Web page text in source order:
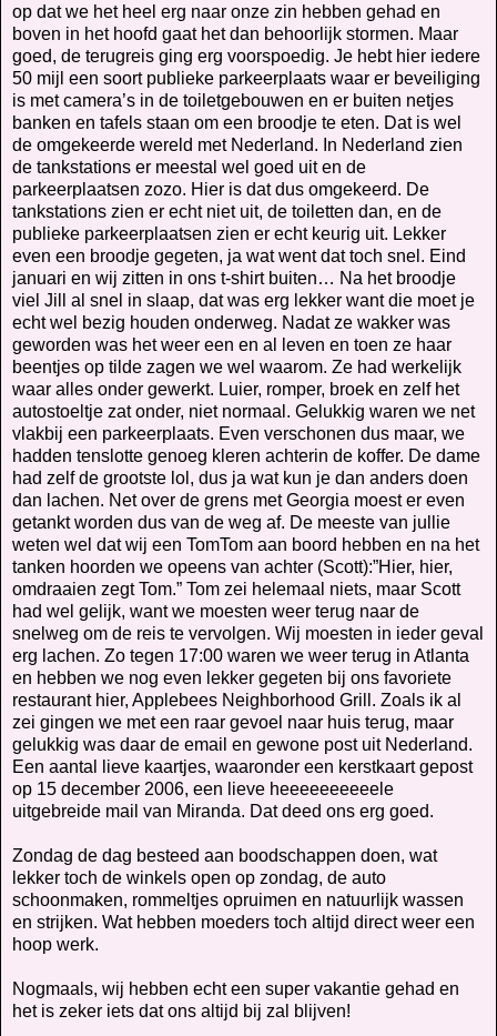
op dat we het heel erg naar onze zin hebben gehad en
boven in het hoofd gaat het dan behoorlijk stormen. Maar
goed, de terugreis ging erg voorspoedig. Je hebt hier iedere
50 mijl een soort publieke parkeerplaats waar er beveiliging
is met camera’s in de toiletgebouwen en er buiten netjes
banken en tafels staan om een broodje te eten. Dat is wel
de omgekeerde wereld met Nederland. In Nederland zien
de tankstations er meestal wel goed uit en de
parkeerplaatsen zozo. Hier is dat dus omgekeerd. De
tankstations zien er echt niet uit, de toiletten dan, en de
publieke parkeerplaatsen zien er echt keurig uit. Lekker
even een broodje gegeten, ja wat went dat toch snel. Eind
januari en wij zitten in ons t-shirt buiten… Na het broodje
viel Jill al snel in slaap, dat was erg lekker want die moet je
echt wel bezig houden onderweg. Nadat ze wakker was
geworden was het weer een en al leven en toen ze haar
beentjes op tilde zagen we wel waarom. Ze had werkelijk
waar alles onder gewerkt. Luier, romper, broek en zelf het
autostoeltje zat onder, niet normaal. Gelukkig waren we net
vlakbij een parkeerplaats. Even verschonen dus maar, we
hadden tenslotte genoeg kleren achterin de koffer. De dame
had zelf de grootste lol, dus ja wat kun je dan anders doen
dan lachen. Net over de grens met Georgia moest er even
getankt worden dus van de weg af. De meeste van jullie
weten wel dat wij een TomTom aan boord hebben en na het
tanken hoorden we opeens van achter (Scott):”Hier, hier,
omdraaien zegt Tom.” Tom zei helemaal niets, maar Scott
had wel gelijk, want we moesten weer terug naar de
snelweg om de reis te vervolgen. Wij moesten in ieder geval
erg lachen. Zo tegen 17:00 waren we weer terug in Atlanta
en hebben we nog even lekker gegeten bij ons favoriete
restaurant hier, Applebees Neighborhood Grill. Zoals ik al
zei gingen we met een raar gevoel naar huis terug, maar
gelukkig was daar de email en gewone post uit Nederland.
Een aantal lieve kaartjes, waaronder een kerstkaart gepost
op 15 december 2006, een lieve heeeeeeeeeele
uitgebreide mail van Miranda. Dat deed ons erg goed.
Zondag de dag besteed aan boodschappen doen, wat
lekker toch de winkels open op zondag, de auto
schoonmaken, rommeltjes opruimen en natuurlijk wassen
en strijken. Wat hebben moeders toch altijd direct weer een
hoop werk.
Nogmaals, wij hebben echt een super vakantie gehad en
het is zeker iets dat ons altijd bij zal blijven!